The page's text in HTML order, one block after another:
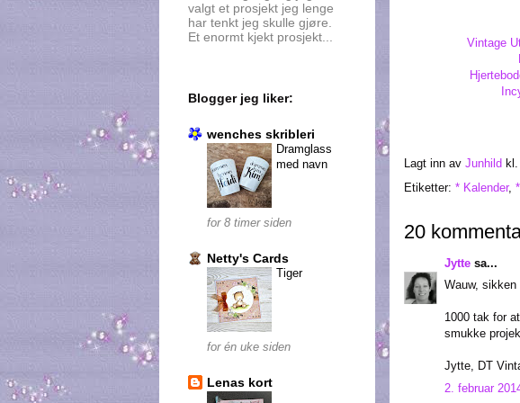
Vintage
Lagt inn av Junhild kl.
Etiketter: * Kalender,
20
Jytte sa...
Wauw,
1000 tak for
smukke
Jytte, DT
2. februar
valgt et prosjekt jeg lenge
har tenkt jeg skulle gjøre.
Et enormt kjekt prosjekt...
Blogger jeg liker:
wenches skribleri
Dramglass
med navn
for 8 timer siden
Netty's Cards
Tiger
for én uke siden
Lenas kort